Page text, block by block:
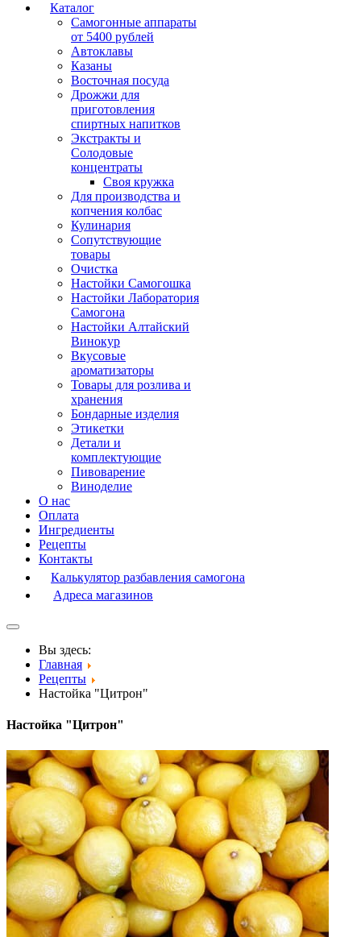
Каталог
Самогонные аппараты
от 5400 рублей
Автоклавы
Казаны
Восточная посуда
Дрожжи для
приготовления
спиртных напитков
Экстракты и
Солодовые
концентраты
Своя кружка
Для производства и
копчения колбас
Кулинария
Сопутствующие
товары
Очистка
Настойки Самогошка
Настойки Лаборатория
Самогона
Настойки Алтайский
Винокур
Вкусовые
ароматизаторы
Товары для розлива и
хранения
Бондарные изделия
Этикетки
Детали и
комплектующие
Пивоварение
Виноделие
О нас
Оплата
Ингредиенты
Рецепты
Контакты
Калькулятор разбавления самогона
Адреса магазинов
Вы здесь:
Главная
Рецепты
Настойка "Цитрон"
Настойка "Цитрон"